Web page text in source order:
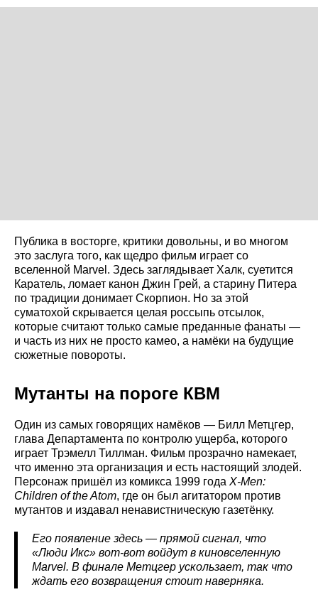
Публика в восторге, критики довольны, и во многом
это заслуга того, как щедро фильм играет со
вселенной Marvel. Здесь заглядывает Халк, суетится
Каратель, ломает канон Джин Грей, а старину Питера
по традиции донимает Скорпион. Но за этой
суматохой скрывается целая россыпь отсылок,
которые считают только самые преданные фанаты —
и часть из них не просто камео, а намёки на будущие
сюжетные повороты.
Мутанты на пороге КВМ
Один из самых говорящих намёков — Билл Метцгер,
глава Департамента по контролю ущерба, которого
играет Трэмелл Тиллман. Фильм прозрачно намекает,
что именно эта организация и есть настоящий злодей.
Персонаж пришёл из комикса 1999 года X-Men:
Children of the Atom, где он был агитатором против
мутантов и издавал ненавистническую газетёнку.
Его появление здесь — прямой сигнал, что
«Люди Икс» вот-вот войдут в киновселенную
Marvel. В финале Метцгер ускользает, так что
ждать его возвращения стоит наверняка.